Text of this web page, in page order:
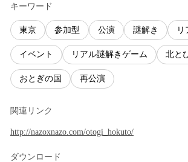
キーワード
東京 参加型 公演 謎解き リ
イベント リアル謎解きゲーム 北と
おとぎの国 再公演
関連リンク
http://nazoxnazo.com/otogi_hokuto/
ダウンロード